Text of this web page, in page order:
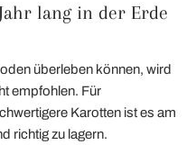
lang in der Erde
überleben können, wird
empfohlen. Für
Karotten ist es am
richtig zu lagern.